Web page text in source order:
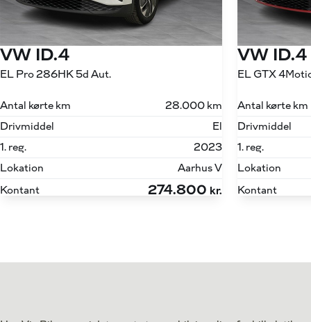
VW ID.4
EL Pro 286HK 5d Aut.
Antal kørte km
28.000 km
Drivmiddel
El
1. reg.
2023
Lokation
Aarhus V
Kontant
274.800 kr.
VW ID.4
EL GTX
Antal kørte km
Drivmiddel
1. reg.
Lokation
Kontant